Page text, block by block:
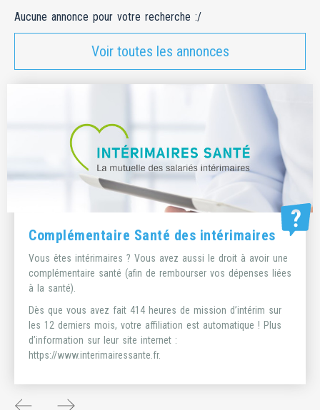
Aucune annonce pour votre recherche :/
Voir toutes les annonces
Des services pour vous faciliter la vie
Le FASTT apporte des aides et services pour faciliter la vie
des intérimaires. Ils peuvent vous aider pour louer une voiture,
pour la garde de vos enfants par exemple. Pour plus
https://www.fastt.org